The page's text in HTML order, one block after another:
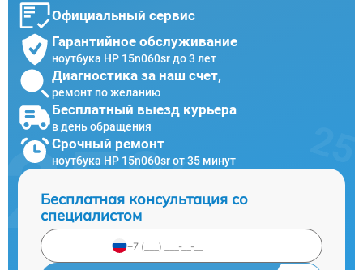
Официальный сервис
Гарантийное обслуживание
ноутбука HP 15n060sr до 3 лет
Диагностика за наш счет,
ремонт по желанию
Бесплатный выезд курьера
в день обращения
Срочный ремонт
ноутбука HP 15n060sr от 35 минут
Бесплатная консультация со
специалистом